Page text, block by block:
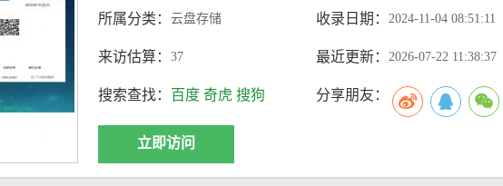
所属分类： 云盘存储 收录日期： 2024-11-04 08:51:11
来访估算： 37 最近更新： 2026-07-22 11:38:37
搜索查找： 百度 奇虎 搜狗 分享朋友：
立即访问